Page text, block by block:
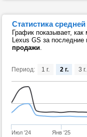
Статистика
График показывает,
Lexus GS за последние
продажи.
Период:
Июл '24 Янв '25
1 г. 2 г. 3 г.